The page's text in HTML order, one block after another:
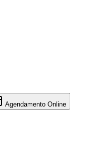
Agendamento Online